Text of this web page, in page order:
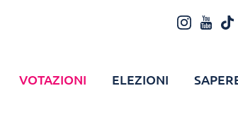
VOTAZIONI ELEZIONI